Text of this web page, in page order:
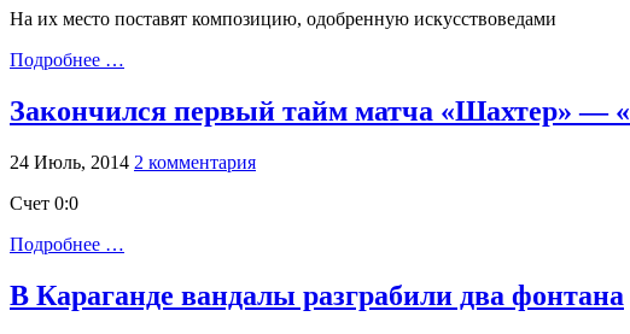
На их место поставят композицию, одобренную искусствоведами
Подробнее …
Закончился первый тайм матча «Шахтер» —
24 Июль, 2014 2 комментария
Счет 0:0
Подробнее …
В Караганде вандалы разграбили два фонтана